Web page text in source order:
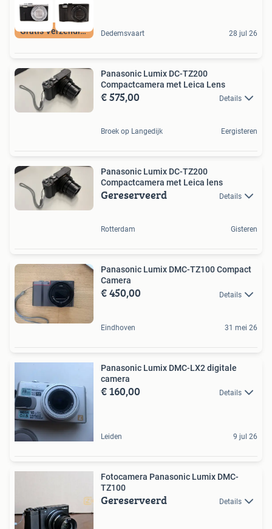
Gratis Verzending Dedemsvaart 28 jul 26
Panasonic Lumix DC-TZ200
Compactcamera met Leica Lens
€ 575,00 Details
Broek op Langedijk Eergisteren
Panasonic Lumix DC-TZ200
Compactcamera met Leica lens
Gereserveerd Details
Rotterdam Gisteren
Panasonic Lumix DMC-TZ100 Compact
Camera
€ 450,00 Details
Eindhoven 31 mei 26
Panasonic Lumix DMC-LX2 digitale
camera
€ 160,00 Details
Leiden 9 jul 26
Fotocamera Panasonic Lumix DMC-
TZ100
Gereserveerd Details